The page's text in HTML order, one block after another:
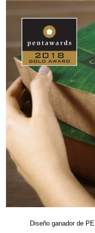
Diseño ganador de